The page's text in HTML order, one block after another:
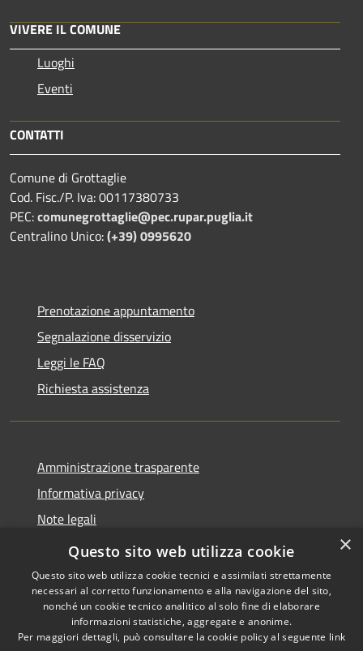
VIVERE IL COMUNE
Luoghi
Eventi
CONTATTI
Comune di Grottaglie
Cod. Fisc./P. Iva: 00117380733
PEC:comunegrottaglie@pec.rupar.puglia.it
Centralino Unico:(+39) 0995620
Prenotazione appuntamento
Segnalazione disservizio
Leggi le FAQ
Richiesta assistenza
Amministrazione trasparente
Informativa privacy
Note legali
Dichiarazione di accessibilità
Accessibilità
Copyright © 2026 • Comune di
Grottaglie • Powered by
×
Questo sito web utilizza cookie
Questo sito web utilizza cookie tecnici e assimilati strettamente
necessari al corretto funzionamento e alla navigazione del sito,
nonché un cookie tecnico analitico al solo fine di elaborare
informazioni statistiche, aggregate e anonime.
Per maggiori dettagli, può consultare la cookie policy al seguente link